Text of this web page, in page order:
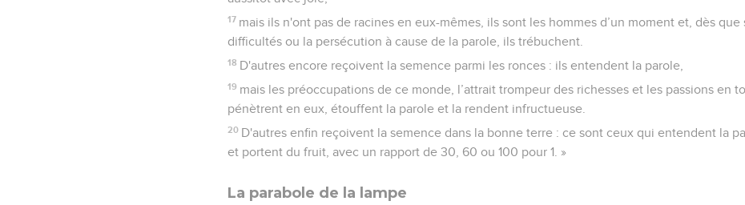
17 mais ils n'ont pas de racines en eux-mêmes, ils sont les hommes d’un moment et, dès
difficultés ou la persécution à cause de la parole, ils trébuchent.
18 D'autres encore reçoivent la semence parmi les ronces : ils entendent la parole,
19 mais les préoccupations de ce monde, l’attrait trompeur des richesses et les passions en
pénètrent en eux, étouffent la parole et la rendent infructueuse.
20 D'autres enfin reçoivent la semence dans la bonne terre : ce sont ceux qui entendent la
et portent du fruit, avec un rapport de 30, 60 ou 100 pour 1. »
La parabole de la lampe